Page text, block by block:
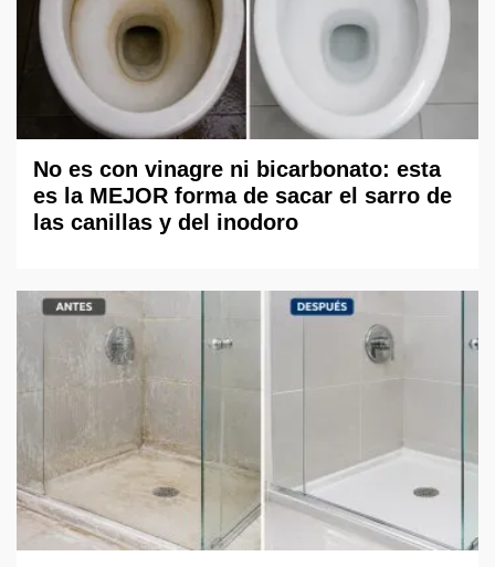
No es con vinagre ni bicarbonato: esta
es la MEJOR forma de sacar el sarro de
las canillas y del inodoro